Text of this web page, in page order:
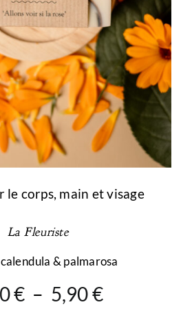
le corps, main et visage
La Fleuriste
& palmarosa
€ – 5,90€Plage